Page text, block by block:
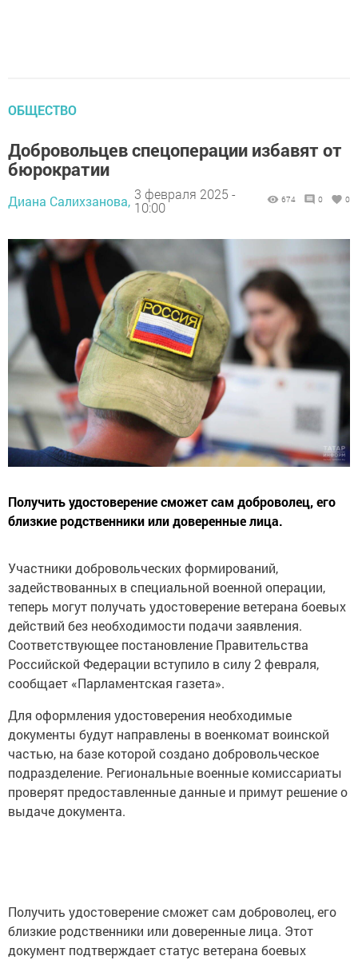
ОБЩЕСТВО
Добровольцев спецоперации избавят от
бюрократии
Диана Салихзанова, 3 февраля 2025 -
10:00
674 0 0
Получить удостоверение сможет сам доброволец, его
близкие родственники или доверенные лица.
Участники добровольческих формирований,
задействованных в специальной военной операции,
теперь могут получать удостоверение ветерана боевых
действий без необходимости подачи заявления.
Соответствующее постановление Правительства
Российской Федерации вступило в силу 2 февраля,
сообщает «Парламентская газета».
Для оформления удостоверения необходимые
документы будут направлены в военкомат воинской
частью, на базе которой создано добровольческое
подразделение. Региональные военные комиссариаты
проверят предоставленные данные и примут решение о
выдаче документа.
Получить удостоверение сможет сам доброволец, его
близкие родственники или доверенные лица. Этот
документ подтверждает статус ветерана боевых